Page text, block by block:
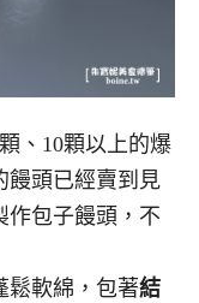
、10顆以上的爆
饅頭已經賣到見
作包子饅頭，不
鬆軟綿，包著結